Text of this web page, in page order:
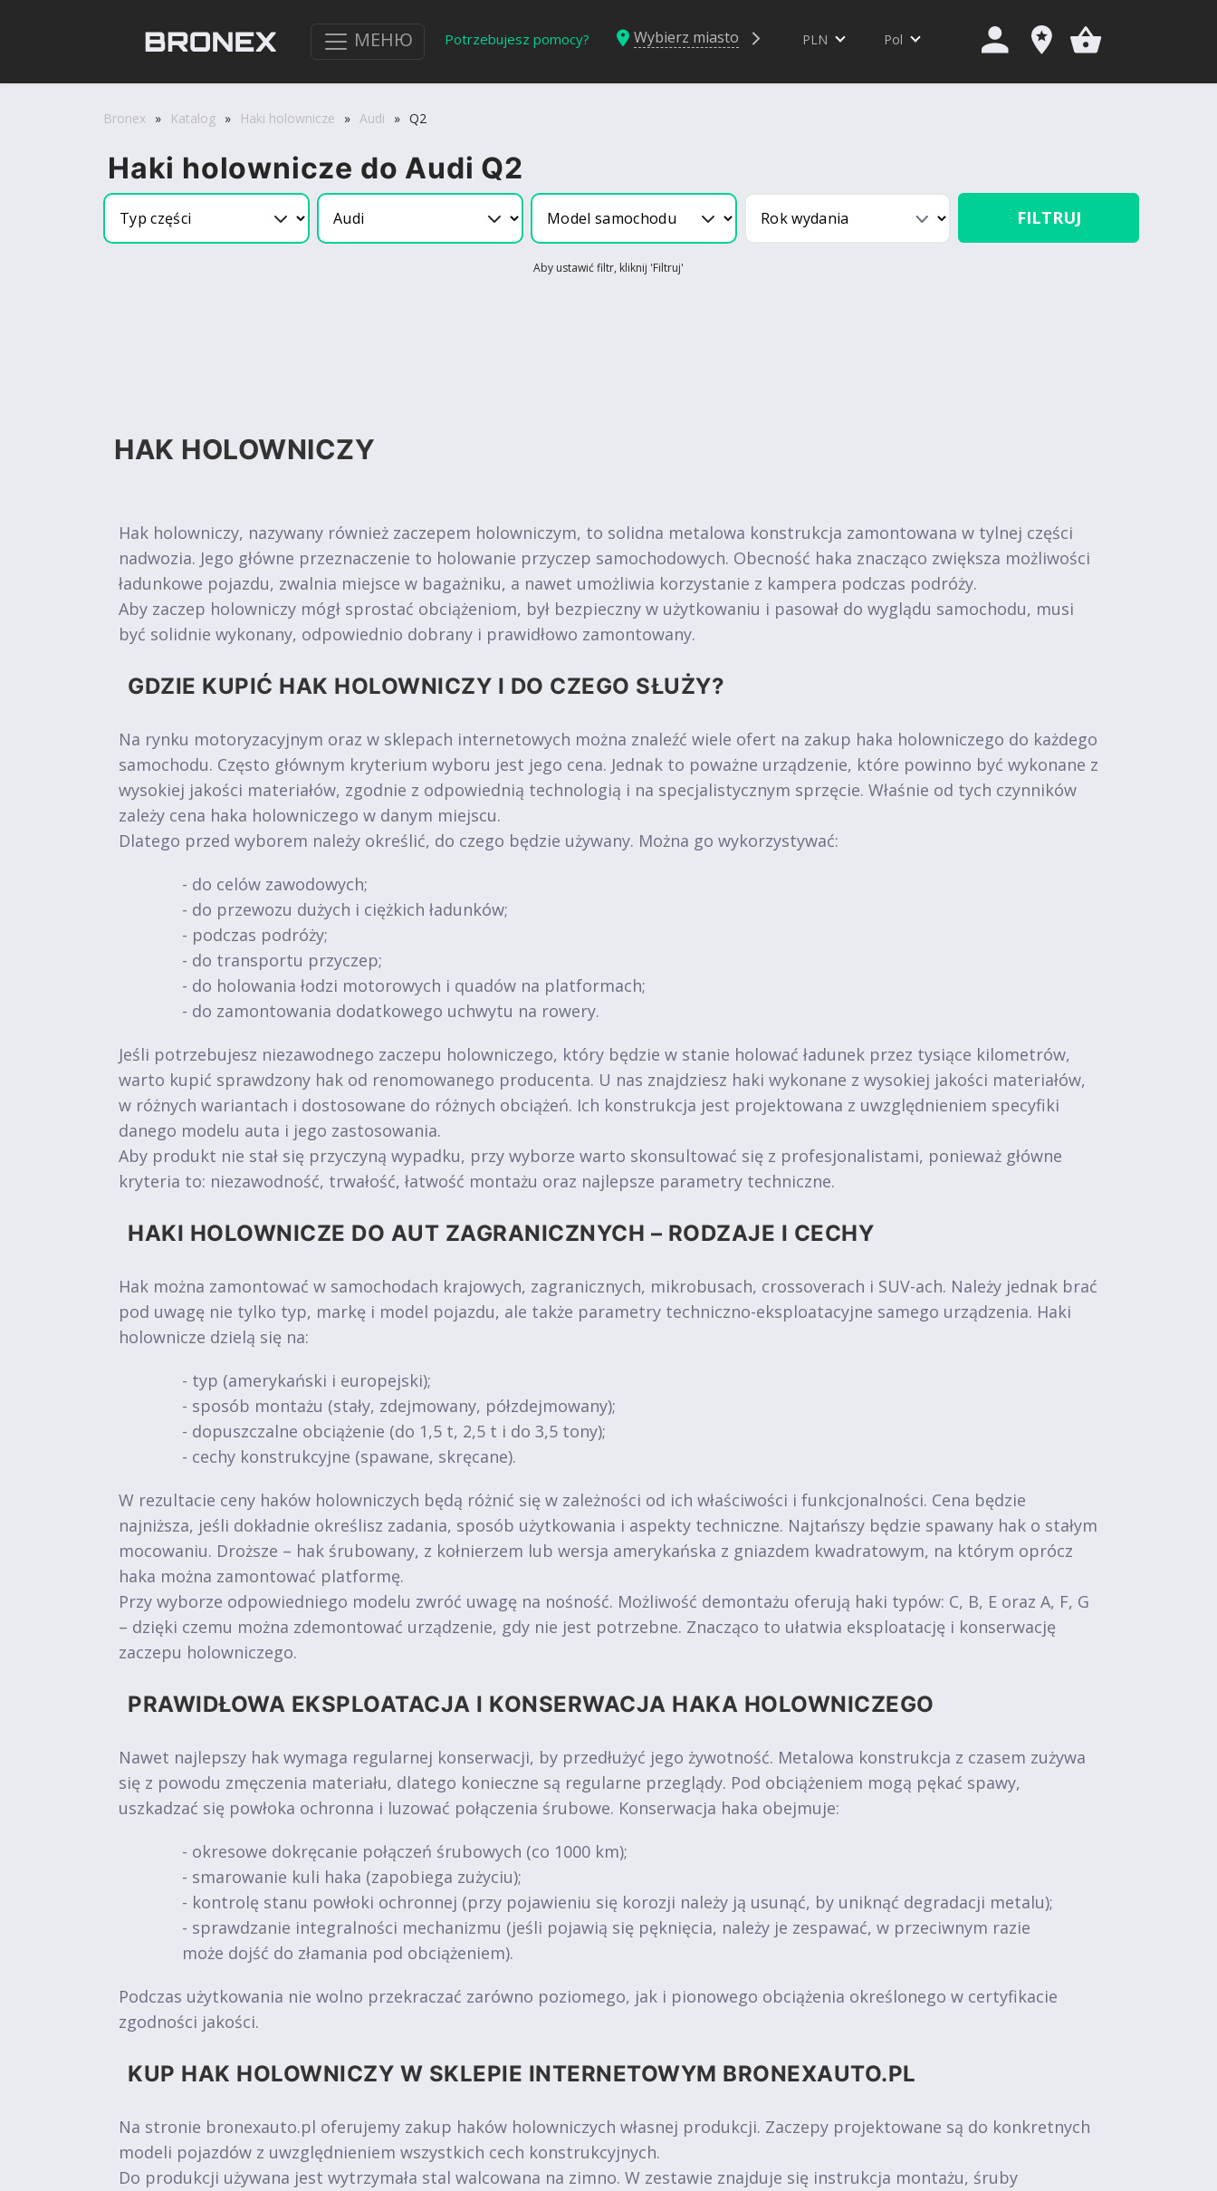
МЕНЮ Potrzebujesz pomocy? Wybierz miasto PLN Pol
Bronex » Katalog » Haki holownicze » Audi » Q2
Haki holownicze do Audi Q2
FILTRUJ
Aby ustawić filtr, kliknij 'Filtruj'
HAK HOLOWNICZY
Hak holowniczy, nazywany również zaczepem holowniczym, to solidna metalowa konstrukcja zamontowana w tylnej części
nadwozia. Jego główne przeznaczenie to holowanie przyczep samochodowych. Obecność haka znacząco zwiększa możliwości
ładunkowe pojazdu, zwalnia miejsce w bagażniku, a nawet umożliwia korzystanie z kampera podczas podróży.
Aby zaczep holowniczy mógł sprostać obciążeniom, był bezpieczny w użytkowaniu i pasował do wyglądu samochodu, musi
być solidnie wykonany, odpowiednio dobrany i prawidłowo zamontowany.
GDZIE KUPIĆ HAK HOLOWNICZY I DO CZEGO SŁUŻY?
Na rynku motoryzacyjnym oraz w sklepach internetowych można znaleźć wiele ofert na zakup haka holowniczego do każdego
samochodu. Często głównym kryterium wyboru jest jego cena. Jednak to poważne urządzenie, które powinno być wykonane z
wysokiej jakości materiałów, zgodnie z odpowiednią technologią i na specjalistycznym sprzęcie. Właśnie od tych czynników
zależy cena haka holowniczego w danym miejscu.
Dlatego przed wyborem należy określić, do czego będzie używany. Można go wykorzystywać:
- do celów zawodowych;
- do przewozu dużych i ciężkich ładunków;
- podczas podróży;
- do transportu przyczep;
- do holowania łodzi motorowych i quadów na platformach;
- do zamontowania dodatkowego uchwytu na rowery.
Jeśli potrzebujesz niezawodnego zaczepu holowniczego, który będzie w stanie holować ładunek przez tysiące kilometrów,
warto kupić sprawdzony hak od renomowanego producenta. U nas znajdziesz haki wykonane z wysokiej jakości materiałów,
w różnych wariantach i dostosowane do różnych obciążeń. Ich konstrukcja jest projektowana z uwzględnieniem specyfiki
danego modelu auta i jego zastosowania.
Aby produkt nie stał się przyczyną wypadku, przy wyborze warto skonsultować się z profesjonalistami, ponieważ główne
kryteria to: niezawodność, trwałość, łatwość montażu oraz najlepsze parametry techniczne.
HAKI HOLOWNICZE DO AUT ZAGRANICZNYCH – RODZAJE I CECHY
Hak można zamontować w samochodach krajowych, zagranicznych, mikrobusach, crossoverach i SUV-ach. Należy jednak brać
pod uwagę nie tylko typ, markę i model pojazdu, ale także parametry techniczno-eksploatacyjne samego urządzenia. Haki
holownicze dzielą się na:
- typ (amerykański i europejski);
- sposób montażu (stały, zdejmowany, półzdejmowany);
- dopuszczalne obciążenie (do 1,5 t, 2,5 t i do 3,5 tony);
- cechy konstrukcyjne (spawane, skręcane).
W rezultacie ceny haków holowniczych będą różnić się w zależności od ich właściwości i funkcjonalności. Cena będzie
najniższa, jeśli dokładnie określisz zadania, sposób użytkowania i aspekty techniczne. Najtańszy będzie spawany hak o stałym
mocowaniu. Droższe – hak śrubowany, z kołnierzem lub wersja amerykańska z gniazdem kwadratowym, na którym oprócz
haka można zamontować platformę.
Przy wyborze odpowiedniego modelu zwróć uwagę na nośność. Możliwość demontażu oferują haki typów: C, B, E oraz A, F, G
– dzięki czemu można zdemontować urządzenie, gdy nie jest potrzebne. Znacząco to ułatwia eksploatację i konserwację
zaczepu holowniczego.
PRAWIDŁOWA EKSPLOATACJA I KONSERWACJA HAKA HOLOWNICZEGO
Nawet najlepszy hak wymaga regularnej konserwacji, by przedłużyć jego żywotność. Metalowa konstrukcja z czasem zużywa
się z powodu zmęczenia materiału, dlatego konieczne są regularne przeglądy. Pod obciążeniem mogą pękać spawy,
uszkadzać się powłoka ochronna i luzować połączenia śrubowe. Konserwacja haka obejmuje:
- okresowe dokręcanie połączeń śrubowych (co 1000 km);
- smarowanie kuli haka (zapobiega zużyciu);
- kontrolę stanu powłoki ochronnej (przy pojawieniu się korozji należy ją usunąć, by uniknąć degradacji metalu);
- sprawdzanie integralności mechanizmu (jeśli pojawią się pęknięcia, należy je zespawać, w przeciwnym razie
może dojść do złamania pod obciążeniem).
Podczas użytkowania nie wolno przekraczać zarówno poziomego, jak i pionowego obciążenia określonego w certyfikacie
zgodności jakości.
KUP HAK HOLOWNICZY W SKLEPIE INTERNETOWYM BRONEXAUTO.PL
Na stronie bronexauto.pl oferujemy zakup haków holowniczych własnej produkcji. Zaczepy projektowane są do konkretnych
modeli pojazdów z uwzględnieniem wszystkich cech konstrukcyjnych.
Do produkcji używana jest wytrzymała stal walcowana na zimno. W zestawie znajduje się instrukcja montażu, śruby